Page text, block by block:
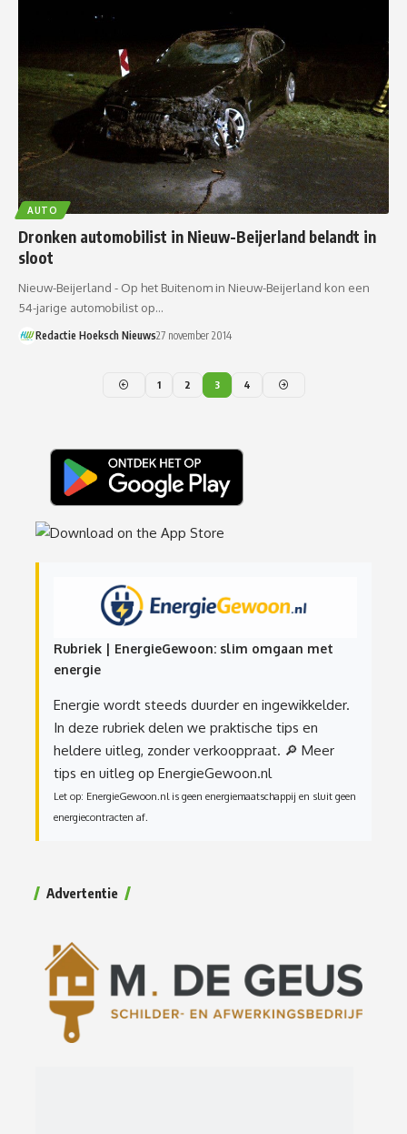
AUTO
Dronken automobilist in Nieuw-Beijerland belandt in
sloot
Nieuw-Beijerland - Op het Buitenom in Nieuw-Beijerland kon een
54-jarige automobilist op…
Redactie Hoeksch Nieuws27 november 2014
1 2 3 4
Rubriek | EnergieGewoon: slim omgaan met
energie
Energie wordt steeds duurder en ingewikkelder.
In deze rubriek delen we praktische tips en
heldere uitleg, zonder verkooppraat. 🔎 Meer
tips en uitleg op EnergieGewoon.nl
Let op: EnergieGewoon.nl is geen energiemaatschappij en sluit geen
energiecontracten af.
Advertentie